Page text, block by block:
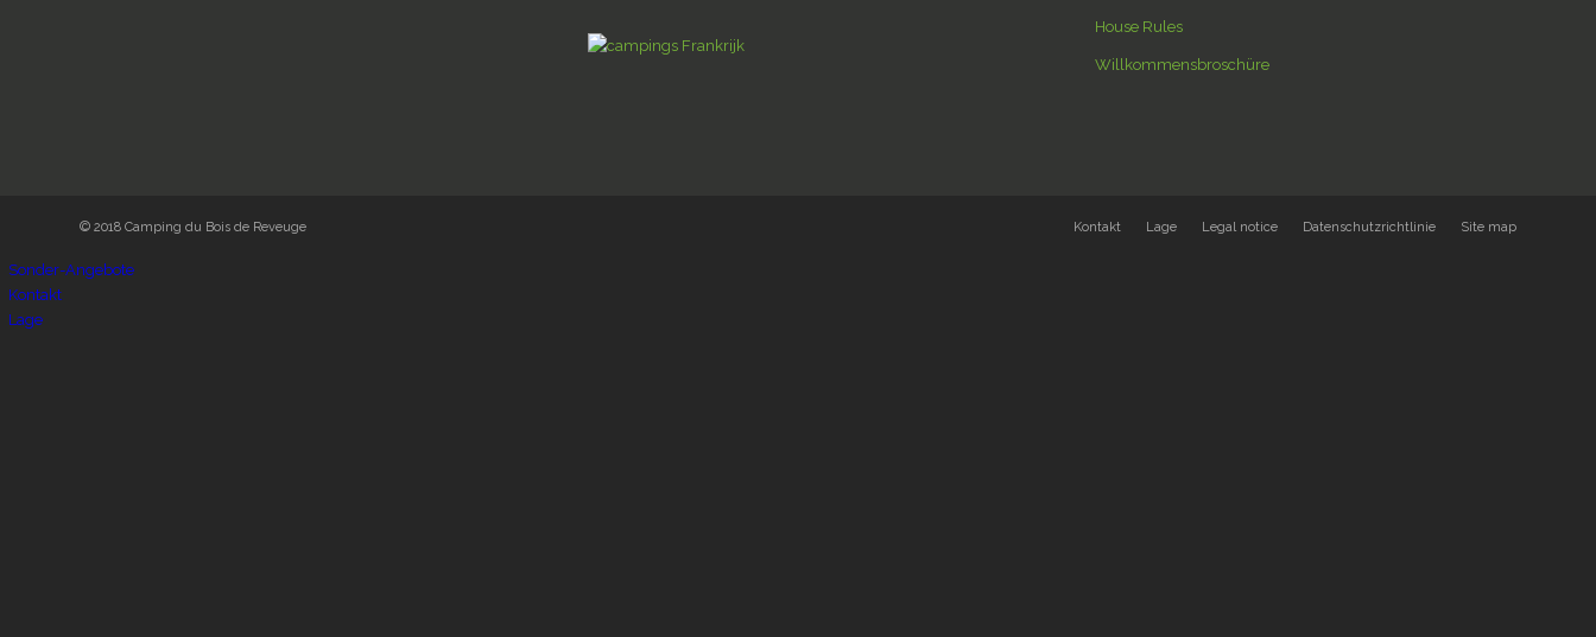
House Rules
Willkommensbroschüre
© 2018 Camping du Bois de Reveuge Kontakt Lage Legal notice Datenschutzrichtlinie Site map
Sonder-Angebote
Kontakt
Lage